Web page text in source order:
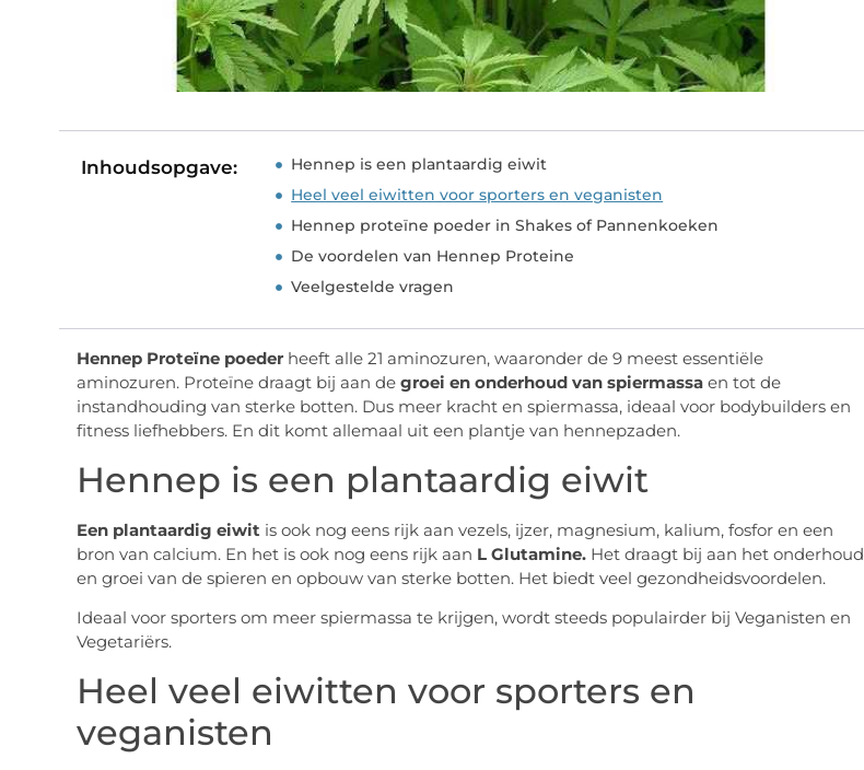
Inhoudsopgave:
Hennep is een plantaardig eiwit
Heel veel eiwitten voor sporters en veganisten
Hennep proteïne poeder in Shakes of Pannenkoeken
De voordelen van Hennep Proteine
Veelgestelde vragen
Hennep Proteïne poederheeft alle 21 aminozuren, waaronder de 9 meest essentiële
aminozuren. Proteïne draagt bij aan de groei en onderhoud van spiermassaen tot de
instandhouding van sterke botten. Dus meer kracht en spiermassa, ideaal voor bodybuilders en
fitness liefhebbers. En dit komt allemaal uit een plantje van hennepzaden.
Hennep is een plantaardig eiwit
Een plantaardig eiwit is ook nog eens rijk aan vezels, ijzer, magnesium, kalium, fosfor en een
bron van calcium. En het is ook nog eens rijk aan L Glutamine. Het draagt bij aan het onderhoud
en groei van de spieren en opbouw van sterke botten. Het biedt veel gezondheidsvoordelen.
Ideaal voor sporters om meer spiermassa te krijgen, wordt steeds populairder bij Veganisten en
Vegetariërs.
Heel veel eiwitten voor sporters en
veganisten